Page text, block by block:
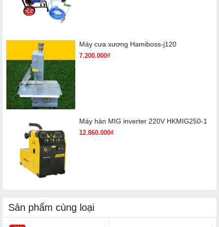
Máy cưa xương Hamiboss-j120
7.200.000₫
Máy hàn MIG inverter 220V HKMIG250-1
12.860.000₫
Sản phẩm cùng loại